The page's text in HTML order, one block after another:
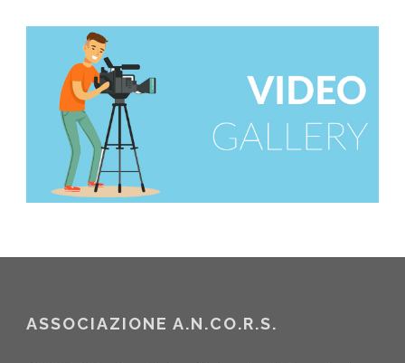
ASSOCIAZIONE A.N.CO.R.S.